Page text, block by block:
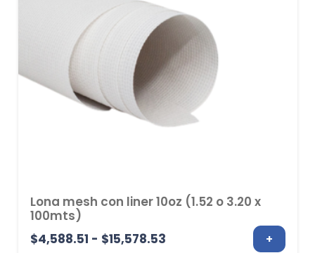
Lona mesh con liner 10oz (1.52 o 3.20 x
100mts)
$4,588.51 - $15,578.53Rango
+